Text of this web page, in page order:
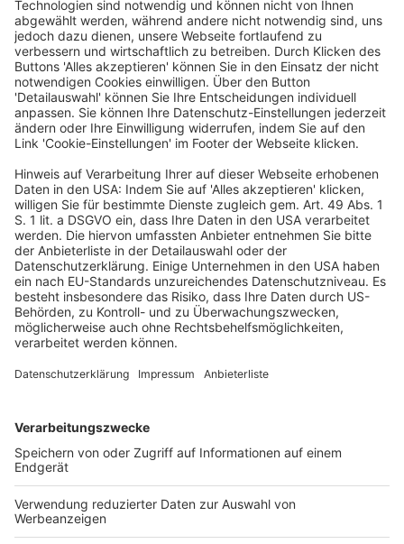
BFH, Urteil vom 09.11.2023 – IV R 9/21
ECLI:DE:BFH:2023:U.091123.IVR9.21.0
1. NV: Im Fall der Veräußerung eines
Mitunternehmeranteils sind neben dem Festkaufpreis zu
Kaufpreisbestandteile erst im Zeitpunkt des Zuflusses als
nachträgliche Betriebseinnahmen zu versteuern. Sie
erhöhen den im Jahr der Veräußerung entstandenen
Veräußerungsgewinn nach § 16 Abs. 1 Satz 1 Nr. 2 des
Einkommensteuergesetzes nicht (Bestätigung der
Rechtsprechung).
2. NV: Dies gilt auch für sogenannte Earn-Out-Klauseln, bei
denen das Entstehen der sich hieraus ergebenden
variablen Kaufpreisbestandteile sowohl dem Grunde als
(Amtliche Leitsätze)
Versteuerung